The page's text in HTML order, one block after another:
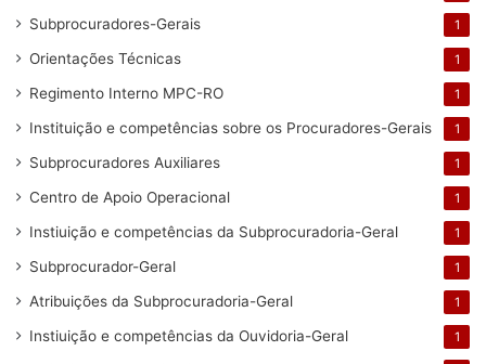
Subprocuradores-Gerais 1
Orientações Técnicas 1
Regimento Interno MPC-RO 1
Instituição e competências sobre os Procuradores-Gerais 1
Subprocuradores Auxiliares 1
Centro de Apoio Operacional 1
Instiuição e competências da Subprocuradoria-Geral 1
Subprocurador-Geral 1
Atribuições da Subprocuradoria-Geral 1
Instiuição e competências da Ouvidoria-Geral 1